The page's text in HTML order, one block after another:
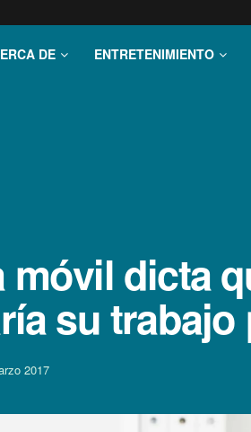
DE ENTRETENIMIENTO
dicta
su
2017